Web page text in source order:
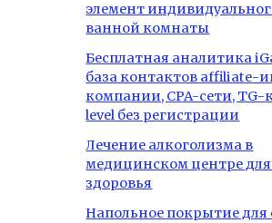
элемент
ванной комнаты
Бесплатная аналитика
база контактов affiliate-
компании, CPA-сети, TG-
level без регистрации
Лечение алкоголизма в
медицинском центре
здоровья
Напольное покрытие для